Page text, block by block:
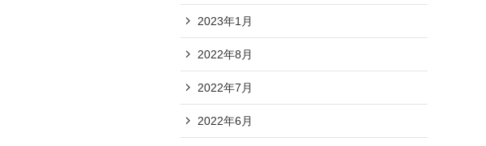
2023年1月
2022年8月
2022年7月
2022年6月